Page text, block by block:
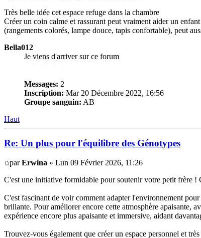
Très belle idée cet espace refuge dans la chambre
Créer un coin calme et rassurant peut vraiment aider un
(rangements colorés, lampe douce, tapis confortable), peut
Bella012
Je viens d'arriver sur ce forum
Messages: 2
Inscription: Mar 20 Décembre 2022, 16:56
Groupe sanguin: AB
Haut
Re: Un plus pour l'équilibre des Génotypes
parErwina » Lun 09 Février 2026, 11:26
C'est une initiative formidable pour soutenir votre petit frère !
C'est fascinant de voir comment adapter l'environnement
brillante. Pour améliorer encore cette atmosphère apaisante,
expérience encore plus apaisante et immersive, aidant
Trouvez-vous également que créer un espace personnel et